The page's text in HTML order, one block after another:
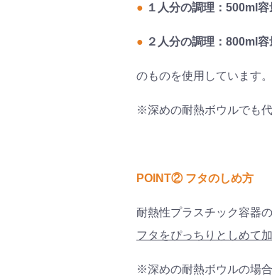
● １人分の調理：500ml容
● ２人分の調理：800ml容
のものを使用しています。
※深めの耐熱ボウルでも代
POINT② フタのしめ方
耐熱性プラスチック容器の
フタをぴっちりとしめて
※深めの耐熱ボウルの場合